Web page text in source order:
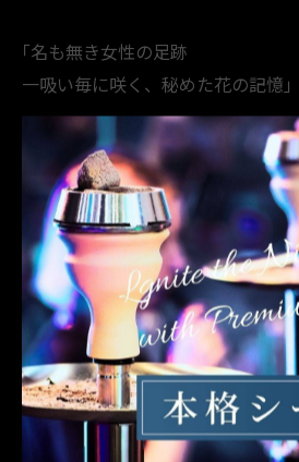
｢名も無き女性の足跡
一吸い毎に咲く、秘めた花の記憶｣
マストスモーク!!
熊谷駅北口ロータリー目の前!!
埼玉県熊谷市筑波2-49-1熊谷駅前
15時～翌5時(L.O.3時)
シーシャ+ワンドリンクオーダー制
飲み足りない夜、話し足りない夜
シーシャをお供に過ごしませんか